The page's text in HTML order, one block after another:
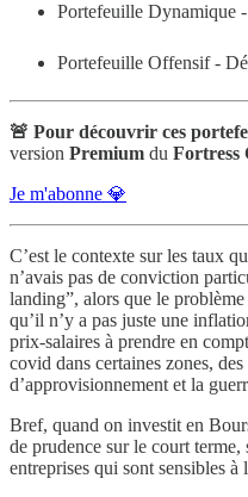
Portefeuille Dynamique
Portefeuille Offensif -
🚨 Pour découvrir ces
version Premium du Fortress
Je m'abonne 💎
C’est le contexte sur les taux
n’avais pas de conviction
landing”, alors que le
qu’il n’y a pas juste une
prix-salaires à prendre en
covid dans certaines zones,
d’approvisionnement et la
Bref, quand on investit en
de prudence sur le court
entreprises qui sont sensibles à